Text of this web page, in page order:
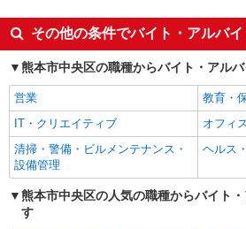
ボーナス・賞与あり
車通勤
交通費支給
社会保
産休・育休取得実績あり
その他の条件でバイト・アルバ
熊本市中央区の職種からバイト・アル
営業
教育・
IT・クリエイティブ
オフィ
清掃・警備・ビルメンテナンス・
設備管理
ヘルス
熊本市中央区の人気の職種からバイト
す